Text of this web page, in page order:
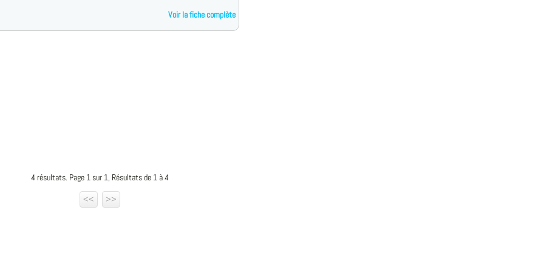
Voir la fiche complète
4 résultats. Page 1 sur 1, Résultats de 1 à 4
<<
>>